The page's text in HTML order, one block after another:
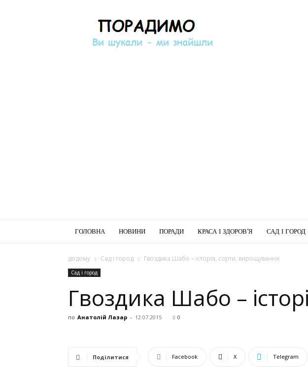
Порадимо
ГОЛОВНА НОВИНИ ПОРАДИ КРАСА І ЗДОРОВ’Я САД І ГОРОД
додому Сад і город Гвоздика Шабо – історія, сорти, вирощування
Сад і город
Гвоздика Шабо –
по Анатолій Лазар - 12.07.2015 0
Поділитися Facebook X Telegram